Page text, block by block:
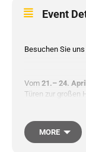
Event
Besuchen Sie
Vom 21.– 24.
Türen zur großen
Sonderschau
,
exklusive
MORE